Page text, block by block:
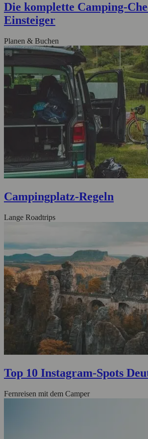
Die komplette Camping-
Einsteiger
Planen & Buchen
Campingplatz-Regeln
Lange Roadtrips
Top 10 Instagram-Spots
Fernreisen mit dem Camper